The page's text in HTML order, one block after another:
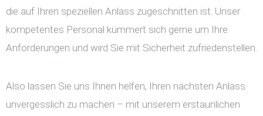
die auf Ihren speziellen Anlass zugeschnitten ist. Unser
kompetentes Personal kümmert sich gerne um Ihre
Anforderungen und wird Sie mit Sicherheit zufriedenstellen.
Also lassen Sie uns Ihnen helfen, Ihren nächsten Anlass
unvergesslich zu machen – mit unserem erstaunlichen